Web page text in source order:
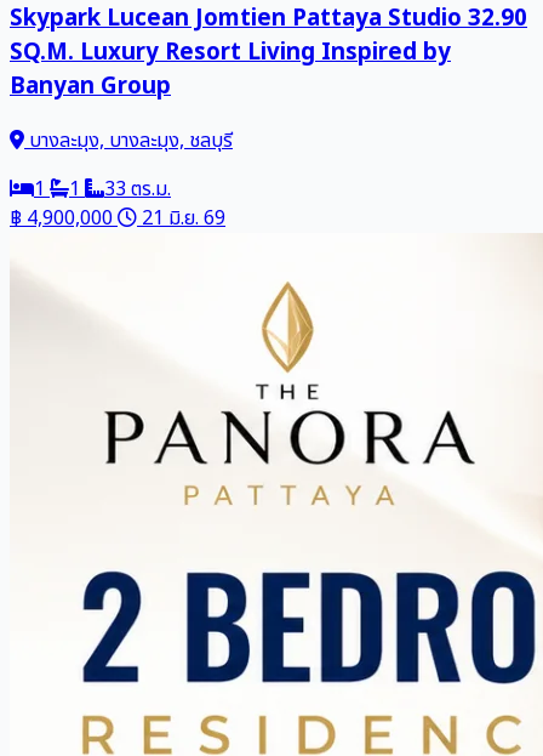
Skypark Lucean Jomtien Pattaya Studio 32.90
SQ.M. Luxury Resort Living Inspired by
Banyan Group
บางละมุง, บางละมุง, ชลบุรี
1
1
33 ตร.ม.
฿ 4,900,000
21 มิ.ย. 69